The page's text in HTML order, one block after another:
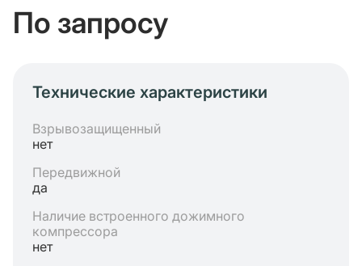
По запросу
Технические характеристики
Взрывозащищенный
нет
Передвижной
да
Наличие встроенного дожимного
компрессора
нет